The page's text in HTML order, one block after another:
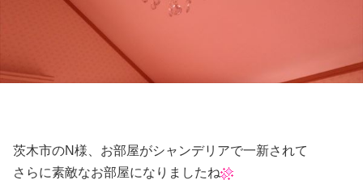
茨木市のN様、お部屋がシャンデリアで一新されて
さらに素敵なお部屋になりましたね